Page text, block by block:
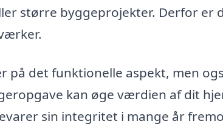
større byggeprojekter. Derfor er
på det funktionelle aspekt, men
kan øge værdien af dit
sin integritet i mange år